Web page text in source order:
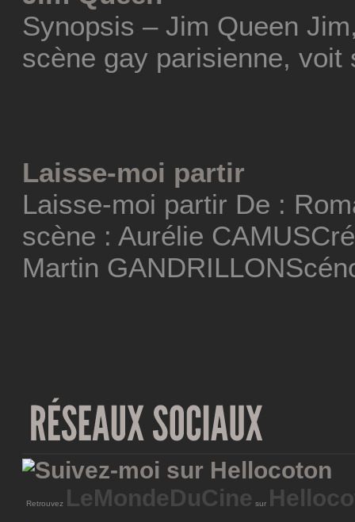
Synopsis – Jim Queen
scène gay parisienne, voit
Laisse-moi partir
Laisse-moi partir De :
scène : Aurélie
Martin
Retrouvez LeMondeDuCine sur